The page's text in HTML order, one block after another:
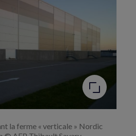
Agrandir
la ferme « verticale » Nordic